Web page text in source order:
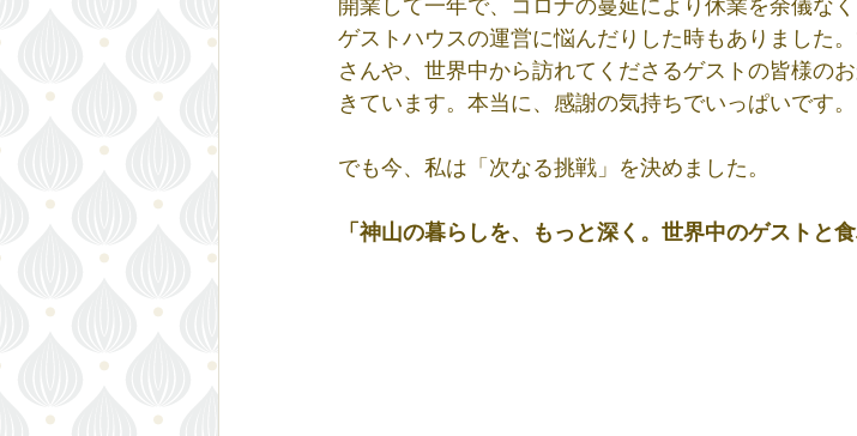
開業して一年で、コロナの蔓延により休業を余儀な
ゲストハウスの運営に悩んだりした時もありました
さんや、世界中から訪れてくださるゲストの皆様の
きています。本当に、感謝の気持ちでいっぱいです。
​でも今、私は「次なる挑戦」を決めました。
「神山の暮らしを、もっと深く。世界中のゲストと